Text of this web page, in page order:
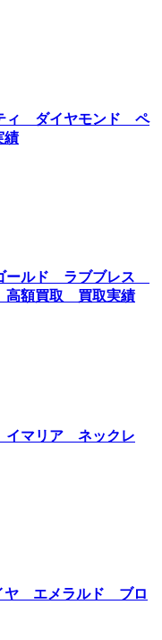
ィ ダイヤモンド ペ
績
ールド ラブブレス
額買取 買取実績
マリア ネックレ
ヤ エメラルド ブロ